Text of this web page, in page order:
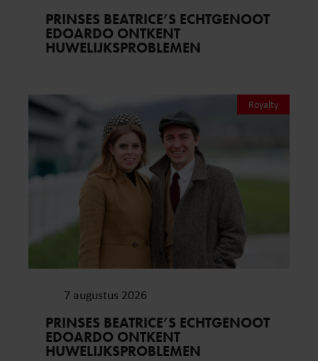
PRINSES BEATRICE’S ECHTGENOOT
EDOARDO ONTKENT
HUWELIJKSPROBLEMEN
Royalty
7 augustus 2026
PRINSES BEATRICE’S ECHTGENOOT
EDOARDO ONTKENT
HUWELIJKSPROBLEMEN